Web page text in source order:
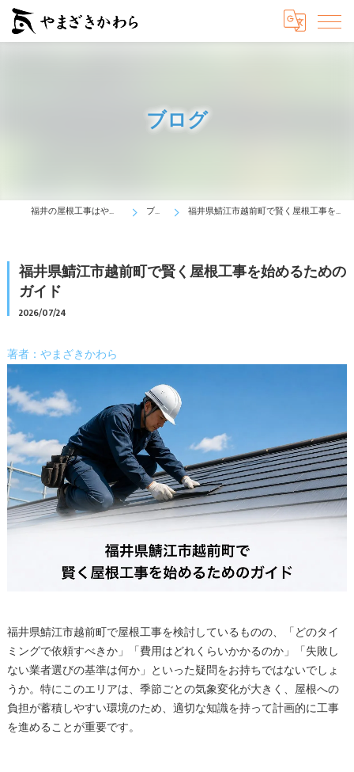
ブログ
福井の屋根工事はやまざきかわら ブログ 福井県鯖江市越前町で賢く屋根工事を始めるためのガイド
福井県鯖江市越前町で賢く屋根工事を始めるための
ガイド
2026/07/24
著者：やまざきかわら
福井県鯖江市越前町で屋根工事を検討しているものの、「どのタイ
ミングで依頼すべきか」「費用はどれくらいかかるのか」「失敗し
ない業者選びの基準は何か」といった疑問をお持ちではないでしょ
うか。特にこのエリアは、季節ごとの気象変化が大きく、屋根への
負担が蓄積しやすい環境のため、適切な知識を持って計画的に工事
を進めることが重要です。